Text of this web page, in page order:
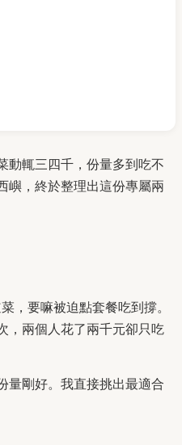
動輒三四千，份量多到吃不
嶼，終於整理出這份專屬兩
，要嘛被迫點套餐吃到撐。
，兩個人花了兩千元卻只吃
量剛好。我直接挑出最適合